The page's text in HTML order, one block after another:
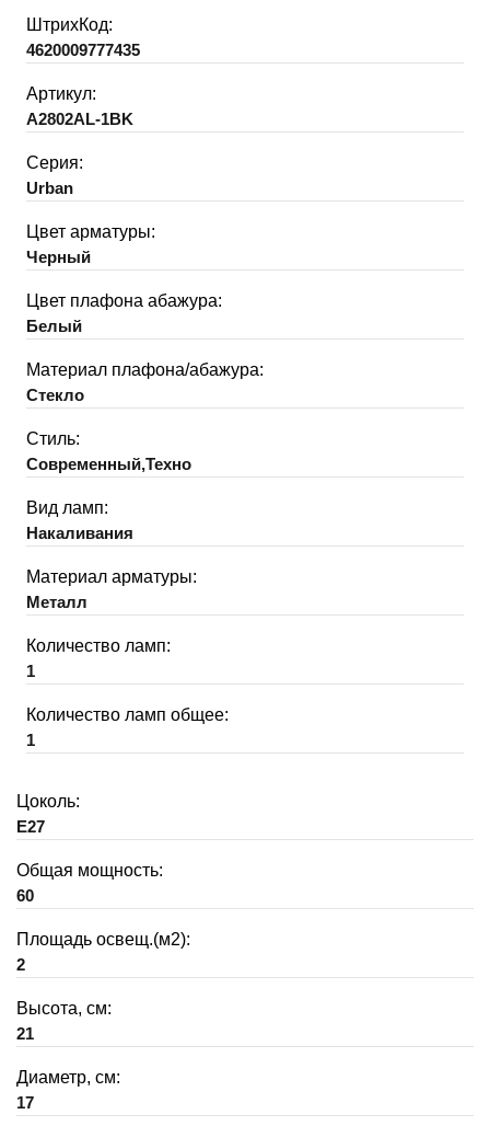
ШтрихКод:
4620009777435
Артикул:
A2802AL-1BK
Серия:
Urban
Цвет арматуры:
Черный
Цвет плафона абажура:
Белый
Материал плафона/абажура:
Стекло
Стиль:
Современный,Техно
Вид ламп:
Накаливания
Материал арматуры:
Металл
Количество ламп:
1
Количество ламп общее:
1
Цоколь:
E27
Общая мощность:
60
Площадь освещ.(м2):
2
Высота, см:
21
Диаметр, см:
17